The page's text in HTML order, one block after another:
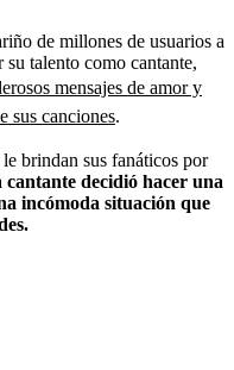
de millones de usuarios a
su talento como cantante,
mensajes de amor y
sus canciones.
brindan sus fanáticos por
cantante decidió hacer una
incómoda situación que